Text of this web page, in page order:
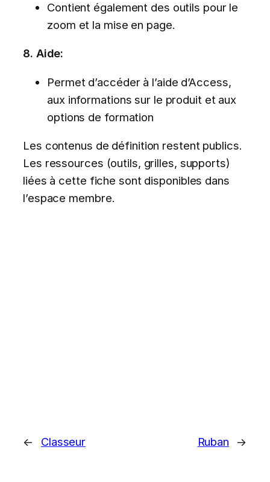
Contient également des outils pour le
zoom et la mise en page.
8. Aide:
Permet d’accéder à l’aide d’Access,
aux informations sur le produit et aux
options de formation
Les contenus de définition restent publics.
Les ressources (outils, grilles, supports)
liées à cette fiche sont disponibles dans
l’espace membre.
← Classeur Ruban →